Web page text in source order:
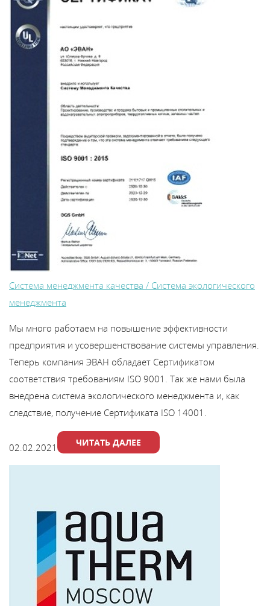
Система менеджмента качества / Система экологического
менеджмента
Мы много работаем на повышение эффективности
предприятия и усовершенствование системы управления.
Теперь компания ЭВАН обладает Сертификатом
соответствия требованиям ISO 9001. Так же нами была
внедрена система экологического менеджмента и, как
следствие, получение Сертификата ISO 14001.
02.02.2021 ЧИТАТЬ ДАЛЕЕ